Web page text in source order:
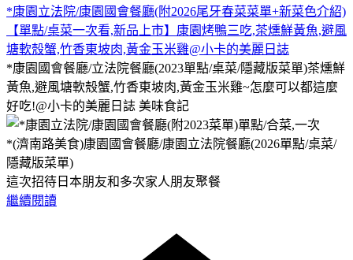
*康園立法院/康園國會餐廳(附2026尾牙春菜菜單+新菜色介紹)
【單點/桌菜一次看,新品上市】康園烤鴨三吃,茶燻鮮黃魚,避風
塘軟殼蟹,竹香東坡肉,黃金玉米雞@小卡的美麗日誌
*康園國會餐廳/立法院餐廳(2023單點/桌菜/隱藏版菜單)茶燻鮮
黃魚,避風塘軟殼蟹,竹香東坡肉,黃金玉米雞~怎麼可以都這麼
好吃!@小卡的美麗日誌 美味食記
*(濟南路美食)康園國會餐廳/康園立法院餐廳(2026單點/桌菜/
隱藏版菜單)
這次招待日本朋友和多次家人朋友聚餐
繼續閱讀